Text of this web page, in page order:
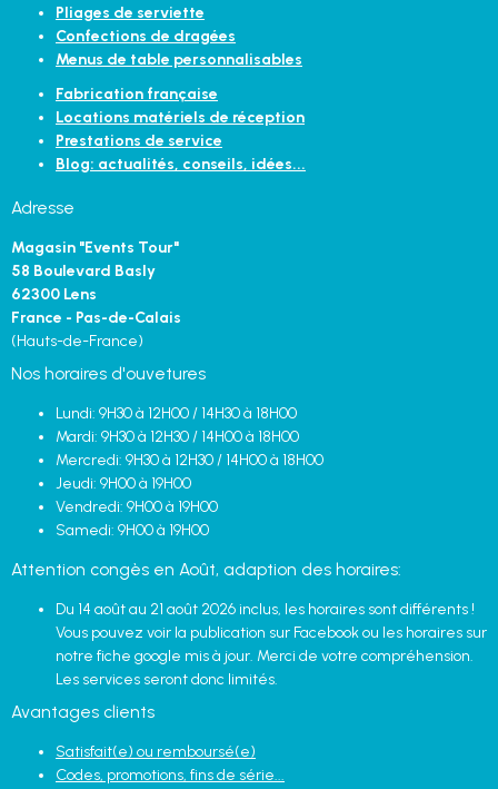
Pliages de serviette
Confections de dragées
Menus de table personnalisables
Fabrication française
Locations matériels de réception
Prestations de service
Blog: actualités, conseils, idées...
Adresse
Magasin "Events Tour"
58 Boulevard Basly
62300 Lens
France - Pas-de-Calais
(Hauts-de-France)
Nos horaires d'ouvetures
Lundi: 9H30 à 12H00 / 14H30 à 18H00
Mardi: 9H30 à 12H30 / 14H00 à 18H00
Mercredi: 9H30 à 12H30 / 14H00 à 18H00
Jeudi: 9H00 à 19H00
Vendredi: 9H00 à 19H00
Samedi: 9H00 à 19H00
Attention congès en Août, adaption des horaires:
Du 14 août au 21 août 2026 inclus, les horaires sont différents !
Vous pouvez voir la publication sur Facebook ou les horaires sur
notre fiche google mis à jour. Merci de votre compréhension.
Les services seront donc limités.
Avantages clients
Satisfait(e) ou remboursé(e)
Codes, promotions, fins de série...